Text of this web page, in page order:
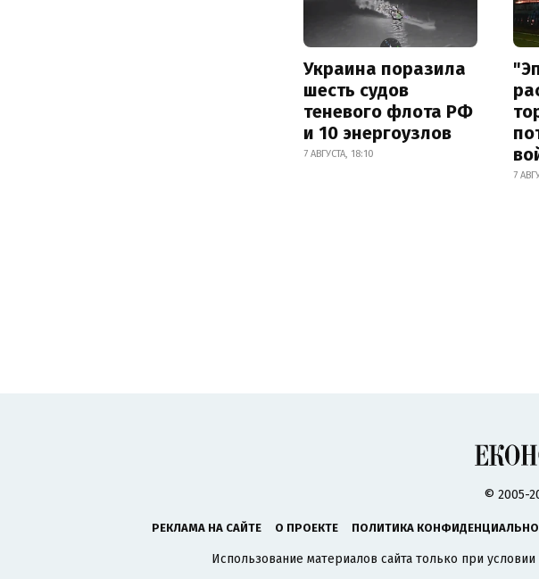
Украина поразила
шесть судов
теневого флота РФ
и 10 энергоузлов
7 АВГУСТА, 18:10
7
© 2005-
РЕКЛАМА НА САЙТЕ О ПРОЕКТЕ ПОЛИТИКА
Использование материалов сайта только при